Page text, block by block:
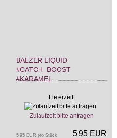
BALZER LIQUID
#CATCH_BOOST
#KARAMEL
Lieferzeit:
Zulaufzeit bitte anfragen
5,95 EUR
5,95 EUR pro Stück